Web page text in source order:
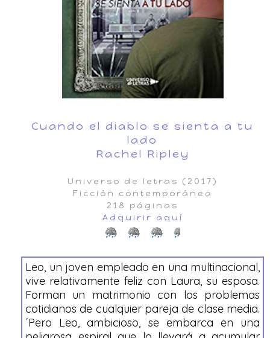
Cuando el diablo se sienta a tu
lado
Rachel Ripley
Universo de letras (2017)
Ficción contemporánea
218 páginas
Adquirir aquí
Leo, un joven empleado en una multinacional,
vive relativamente feliz con Laura, su esposa.
Forman un matrimonio con los problemas
cotidianos de cualquier pareja de clase media.
´Pero Leo, ambicioso, se embarca en una